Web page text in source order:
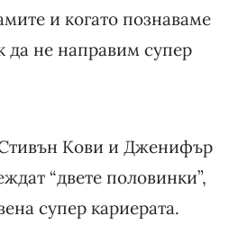
и когато познаваме
да не направим супер
Кови и Дженифър
“двете половинки”,
супер кариерата.